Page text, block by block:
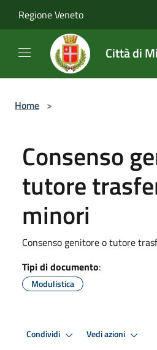
Regione Veneto
Città di
Home >
Consenso
tutore
minori
Consenso genitore o tutore
Tipi di documento:
Modulistica
Condividi Vedi azioni